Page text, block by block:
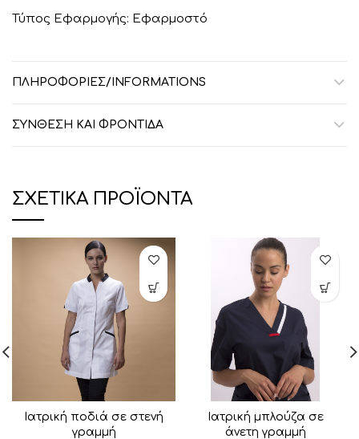
Τύπος Εφαρμογής: Εφαρμοστό
ΠΛΗΡΟΦΟΡΙΕΣ/INFORMATIONS
ΣΎΝΘΕΣΗ ΚΑΙ ΦΡΟΝΤΊΔΑ
ΣΧΕΤΙΚΆ ΠΡΟΪΌΝΤΑ
Ιατρική ποδιά σε στενή
γραμμή
Ιατρική μπλούζα σε
άνετη γραμμή